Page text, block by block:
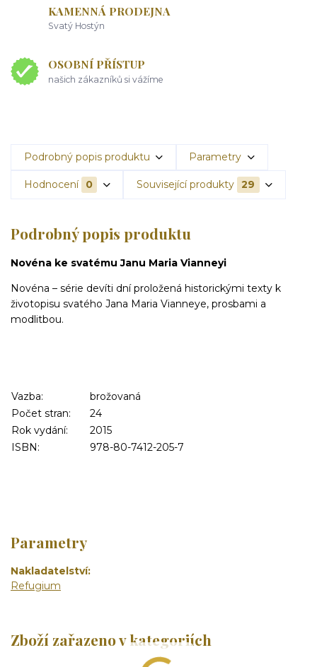
KAMENNÁ PRODEJNA
Svatý Hostýn
OSOBNÍ PŘÍSTUP
našich zákazníků si vážíme
Podrobný popis produktu Parametry
Hodnocení 0 Související produkty 29
Podrobný popis produktu
Novéna ke svatému Janu Maria Vianneyi
Novéna – série devíti dní proložená historickými texty k
životopisu svatého Jana Maria Vianneye, prosbami a
modlitbou.
Vazba:
brožovaná
Počet stran:
24
Rok vydání:
2015
ISBN:
978-80-7412-205-7
Parametry
Nakladatelství
Refugium
Zboží zařazeno v kategoriích